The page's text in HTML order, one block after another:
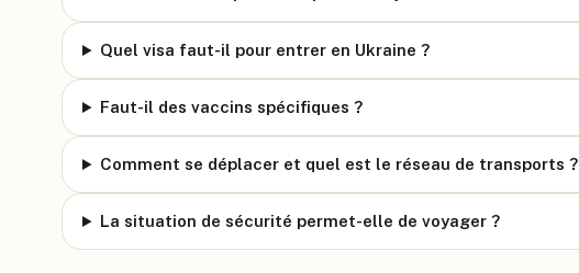
Quel visa faut-il pour entrer en Ukraine ?
Faut-il des vaccins spécifiques ?
Comment se déplacer et quel est le réseau de transports ?
La situation de sécurité permet-elle de voyager ?